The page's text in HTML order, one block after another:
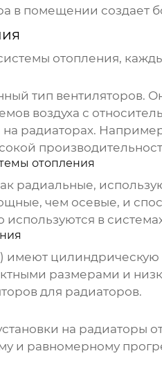
в помещении создает
отопления,
тип вентиляторов.
воздуха с
на радиаторах.
отопления
радиальные,
чем осевые, и
используются в
имеют цилиндрическую
размерами и
для радиаторов.
на радиаторы
и равномерному